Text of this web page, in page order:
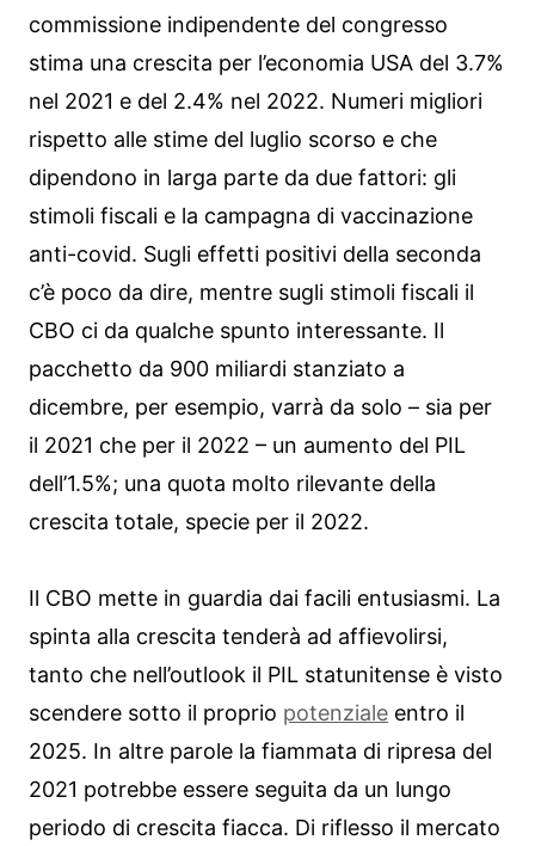
commissione indipendente del congresso
stima una crescita per l’economia USA del 3.7%
nel 2021 e del 2.4% nel 2022. Numeri migliori
rispetto alle stime del luglio scorso e che
dipendono in larga parte da due fattori: gli
stimoli fiscali e la campagna di vaccinazione
anti-covid. Sugli effetti positivi della seconda
c’è poco da dire, mentre sugli stimoli fiscali il
CBO ci da qualche spunto interessante. Il
pacchetto da 900 miliardi stanziato a
dicembre, per esempio, varrà da solo – sia per
il 2021 che per il 2022 – un aumento del PIL
dell’1.5%; una quota molto rilevante della
crescita totale, specie per il 2022.
Il CBO mette in guardia dai facili entusiasmi. La
spinta alla crescita tenderà ad affievolirsi,
tanto che nell’outlook il PIL statunitense è visto
scendere sotto il proprio potenziale entro il
2025. In altre parole la fiammata di ripresa del
2021 potrebbe essere seguita da un lungo
periodo di crescita fiacca. Di riflesso il mercato